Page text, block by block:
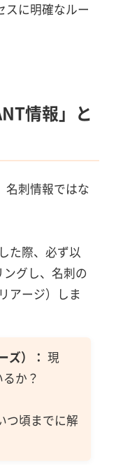
スに明確なルー
情報」と
名刺情報ではな
た際、必ず以
グし、名刺の
アージ）しま
ズ）： 現
か？
つ頃までに解